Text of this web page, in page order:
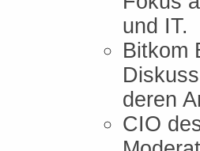
und IT.
Bitkom
deren
CIO